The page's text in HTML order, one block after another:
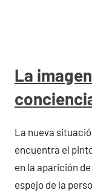
La
La nueva
encuentra el
en la aparición
espejo de la